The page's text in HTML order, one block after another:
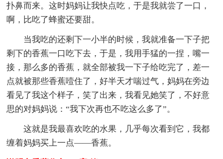
扑鼻而来。这时妈妈让我快点吃，于是我就尝了一口，
啊，比吃了蜂蜜还要甜。
当我吃的还剩下一小半的时候，我就准备一下子把
剩下的香蕉一口吃下去，于是，我用手猛的一捏，嘴一
接，那么多的香蕉，就全部被我一下子给吃完了，差一
点就被那些香蕉噎住了，好半天才喘过气，妈妈在旁边
看见了我这个样子，笑了出来，我看见她笑了，不好意
思的对妈妈说：“我下次再也不吃这么多了”。
这就是我最喜欢吃的水果，几乎每次看到它，我都
缠着妈妈买上一点——香蕉。